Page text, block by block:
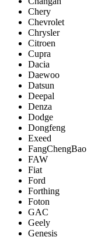
Chery
Chevrolet
Chrysler
Citroen
Cupra
Dacia
Daewoo
Datsun
Deepal
Denza
Dodge
Dongfeng
Exeed
FangChengBao
FAW
Fiat
Ford
Forthing
Foton
GAC
Geely
Genesis